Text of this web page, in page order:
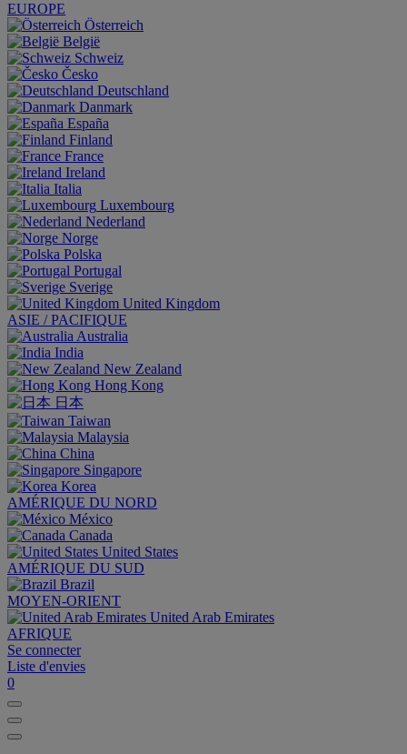
EUROPE
Österreich
België
Schweiz
Česko
Deutschland
Danmark
España
Finland
France
Ireland
Italia
Luxembourg
Nederland
Norge
Polska
Portugal
Sverige
United Kingdom
ASIE / PACIFIQUE
Australia
India
New Zealand
Hong Kong
日本
Taiwan
Malaysia
China
Singapore
Korea
AMÉRIQUE DU NORD
México
Canada
United States
AMÉRIQUE DU SUD
Brazil
MOYEN-ORIENT
United Arab Emirates
AFRIQUE
Se connecter
Liste d'envies
0